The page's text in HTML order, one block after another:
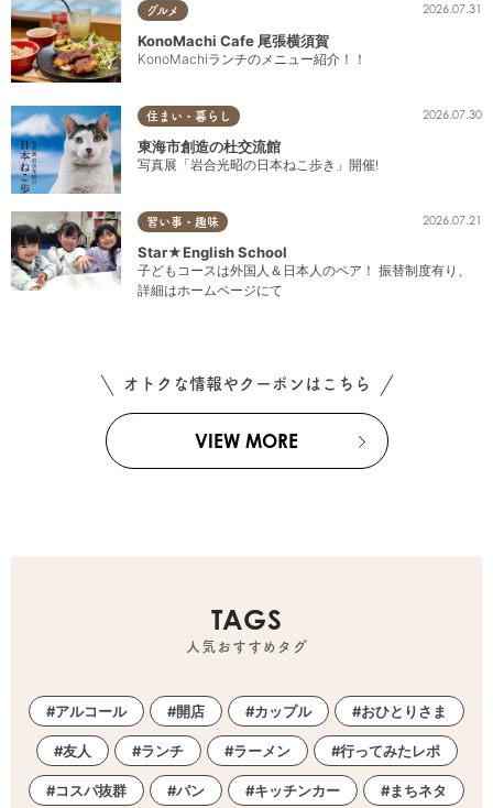
グルメ 2026.07.31
KonoMachi Cafe 尾張横須賀
KonoMachiランチのメニュー紹介！！
住まい・暮らし 2026.07.30
東海市創造の杜交流館
写真展「岩合光昭の日本ねこ歩き」開催!
習い事・趣味 2026.07.21
Star★English School
子どもコースは外国人＆日本人のペア！ 振替制度有り、
詳細はホームページにて
オトクな情報やクーポンはこちら
VIEW MORE
TAGS
人気おすすめタグ
アルコール 開店 カップル おひとりさま
友人 ランチ ラーメン 行ってみたレポ
コスパ抜群 パン キッチンカー まちネタ